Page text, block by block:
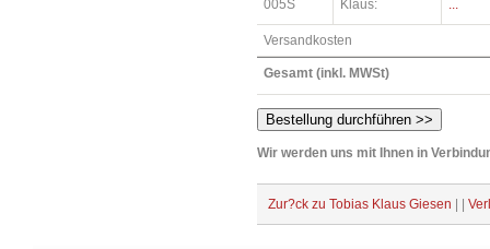
005S
Klaus:
...
Versandkosten
Gesamt (inkl. MWSt)
Wir werden uns mit Ihnen in
Zur?ck zu Tobias Klaus Giesen